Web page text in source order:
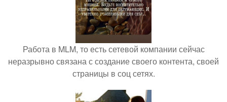
Работа в MLM, то есть сетевой компании сейчас
неразрывно связана с создание своего контента, своей
страницы в соц сетях.